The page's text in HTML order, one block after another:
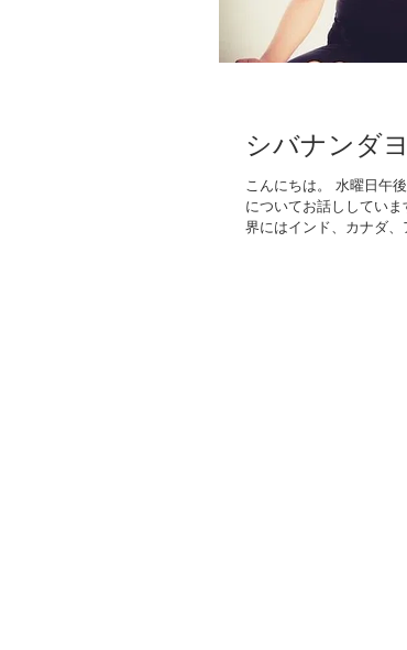
シバナンダ
こんにちは。 水曜日午
についてお話ししてい
界にはインド、カナダ